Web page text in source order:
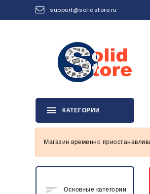
support@solidstore.ru
КАТЕГОРИИ
Магазин временно
Основные категории